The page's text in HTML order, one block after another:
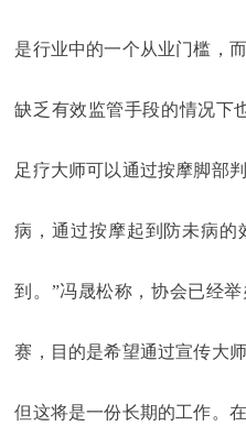
是行业中的一个从业门槛，
缺乏有效监管手段的情况下
足疗大师可以通过按摩脚部
病，通过按摩起到防未病
到。”冯晟松称，协会已经
赛，目的是希望通过宣传大
但这将是一份长期的工作。